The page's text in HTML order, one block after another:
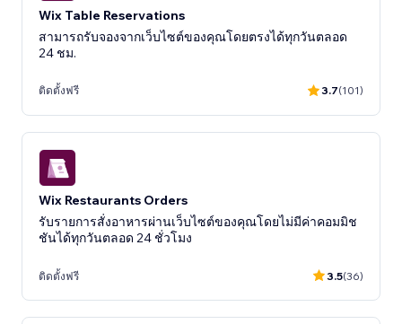
Wix Table Reservations
สามารถรับจองจากเว็บไซต์ของคุณโดยตรงได้ทุกวันตลอด
24 ชม.
ติดตั้งฟรี 3.7(101)
Wix Restaurants Orders
รับรายการสั่งอาหารผ่านเว็บไซต์ของคุณโดยไม่มีค่าคอมมิช
ชันได้ทุกวันตลอด 24 ชั่วโมง
ติดตั้งฟรี 3.5(36)